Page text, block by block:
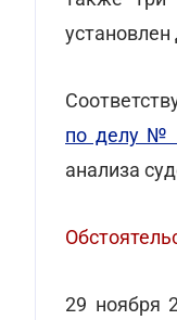
по делу №
анализа
29 ноября